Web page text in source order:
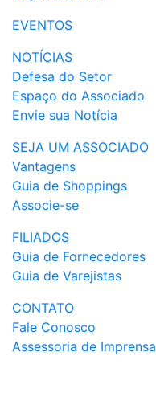
EVENTOS
NOTÍCIAS
Defesa do Setor
Espaço do Associado
Envie sua Notícia
SEJA UM ASSOCIADO
Vantagens
Guia de Shoppings
Associe-se
FILIADOS
Guia de Fornecedores
Guia de Varejistas
CONTATO
Fale Conosco
Assessoria de Imprensa